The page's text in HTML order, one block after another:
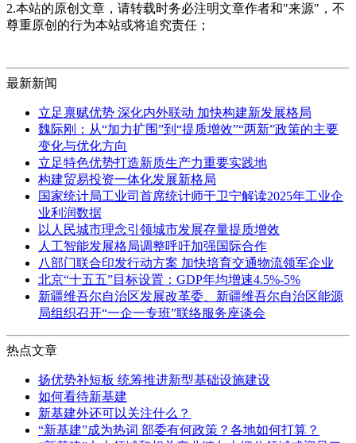
2.本站的原创文章，请转载时务必注明文章作者和"来源"，不
尊重原创的行为本站或将追究责任；
最新新闻
立足禀赋优势 深化内外联动 加快构建新发展格局
魏际刚：从“加力扩围”到“提质增效”“两新”政策的主要
变化与优化方向
立足特色优势打造新质生产力重要实践地
构建贸易投资一体化发展新格局
国家统计局工业司首席统计师于卫宁解读2025年工业企
业利润数据
以人民城市理念引领城市发展存量提质增效
人工智能发展格局调整呼吁加强国际合作
八部门联合印发行动方案 加快培育交通物流领军企业
北京“十五五”目标设置：GDP年均增速4.5%-5%
新疆维吾尔自治区发展改革委、新疆维吾尔自治区能源
局组织召开“一企一专班”联络服务座谈会
热点文章
扬优势补短板 统筹推进新型基础设施建设
如何看待新基建
新基建外还可以关注什么？
“新基建”成为热词 部委有何政策？各地如何打算？